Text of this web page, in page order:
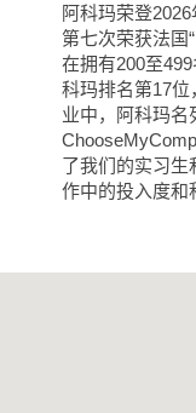
阿科玛荣登
第七次荣获法国
在拥有200至
科玛排名第17
业中，阿科玛名
了我们的实习生
作中的投入度和